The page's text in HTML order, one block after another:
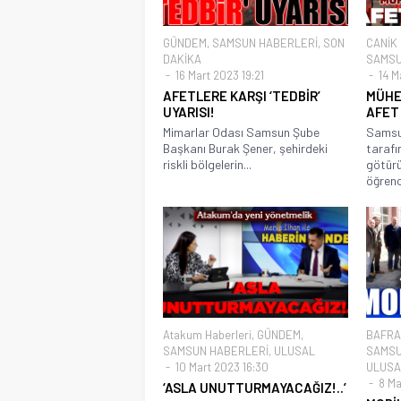
GÜNDEM, SAMSUN HABERLERİ, SON
DAKİKA
16 Mart 2023 19:21
AFETLERE KARŞI ‘TEDBİR’
UYARISI!
Mimarlar Odası Samsun Şube
Başkanı Burak Şener, şehirdeki
riskli bölgelerin...
CANİK
14
AFET
Atakum Haberleri, GÜNDEM,
SAMSUN HABERLERİ, ULUSAL
10 Mart 2023 16:30
‘ASLA UNUTTURMAYACAĞIZ!..’
8